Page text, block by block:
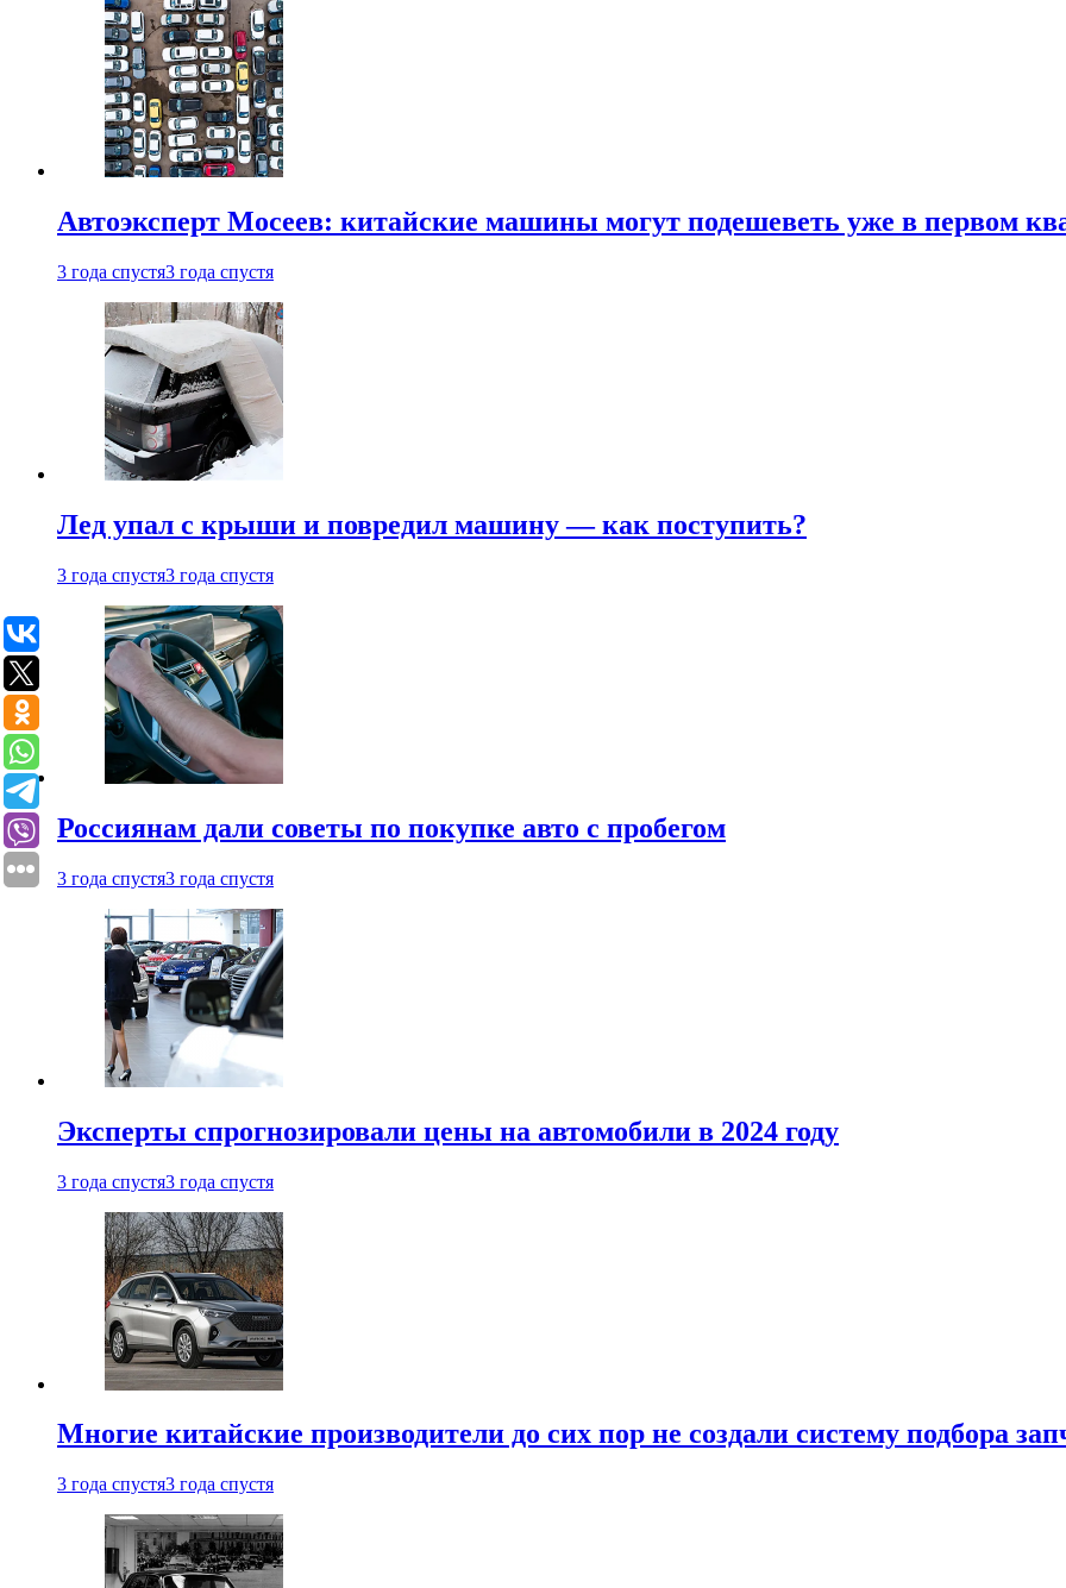
Автоэксперт Мосеев: китайские машины могут подешеветь уже в первом
3 года спустя3 года спустя
Лед упал с крыши и повредил машину — как поступить?
3 года спустя3 года спустя
Россиянам дали советы по покупке авто с пробегом
3 года спустя3 года спустя
Эксперты спрогнозировали цены на автомобили в 2024 году
3 года спустя3 года спустя
Многие китайские производители до сих пор не создали систему подбора
3 года спустя3 года спустя